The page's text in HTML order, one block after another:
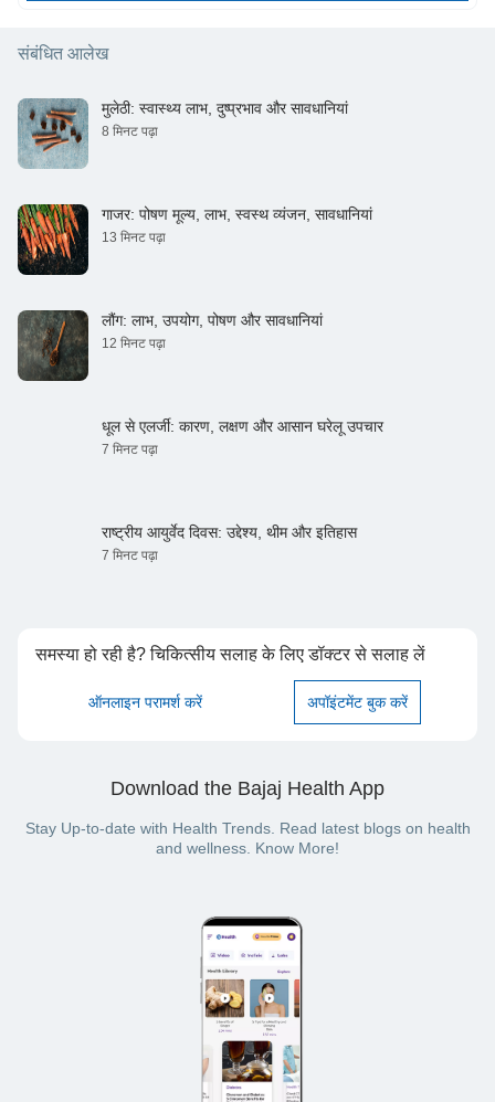
संबंधित आलेख
मुलेठी: स्वास्थ्य लाभ, दुष्प्रभाव और सावधानियां
8 मिनट पढ़ा
गाजर: पोषण मूल्य, लाभ, स्वस्थ व्यंजन, सावधानियां
13 मिनट पढ़ा
लौंग: लाभ, उपयोग, पोषण और सावधानियां
12 मिनट पढ़ा
धूल से एलर्जी: कारण, लक्षण और आसान घरेलू उपचार
7 मिनट पढ़ा
राष्ट्रीय आयुर्वेद दिवस: उद्देश्य, थीम और इतिहास
7 मिनट पढ़ा
समस्या हो रही है? चिकित्सीय सलाह के लिए डॉक्टर से सलाह लें
ऑनलाइन परामर्श करें अपॉइंटमेंट बुक करें
Download the Bajaj Health App
Stay Up-to-date with Health Trends. Read latest blogs on health
and wellness. Know More!